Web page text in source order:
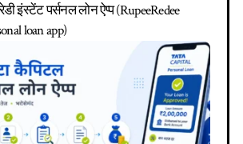
इंस्टेंट पर्सनल लोन ऐप्प (RupeeRedee
loan app)